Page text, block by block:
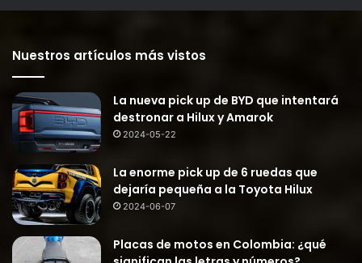
Nuestros artículos más vistos
La nueva pick up de BYD que intentará
destronar a Hilux y Amarok
2024-05-22
La enorme pick up de 6 ruedas que
dejaría pequeña a la Toyota Hilux
2024-06-07
Placas de motos en Colombia: ¿qué